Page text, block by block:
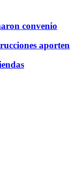
convenio
aporten